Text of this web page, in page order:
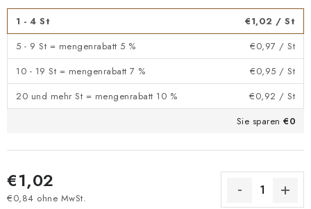
1 - 4 St €1,02 / St
5 - 9 St = mengenrabatt 5 %
€0,97 / St
10 - 19 St = mengenrabatt 7 %
€0,95 / St
20 und mehr St = mengenrabatt 10 %
€0,92 / St
Sie sparen €0
€1,02
€0,84 ohne MwSt.